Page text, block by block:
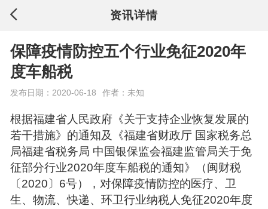
资讯详情
保障疫情防控五个行业免征2020年
度车船税
发布日期：2020-06-18 作者：未知
根据福建省人民政府《关于支持企业恢复发展的
若干措施》的通知及《福建省财政厅 国家税务总
局福建省税务局 中国银保监会福建监管局关于免
征部分行业2020年度车船税的通知》（闽财税
〔2020〕6号），对保障疫情防控的医疗、卫
生、物流、快递、环卫行业纳税人免征2020年度